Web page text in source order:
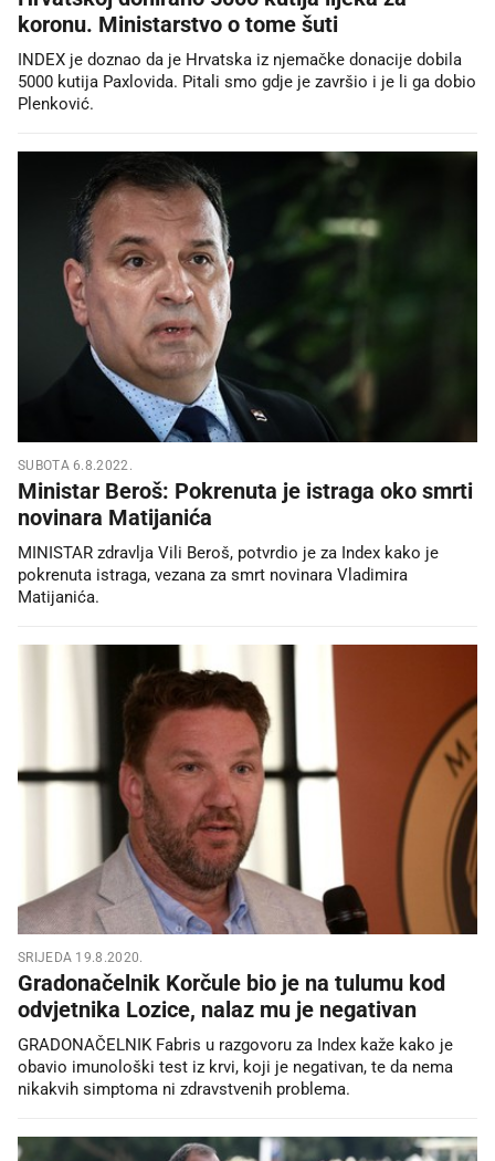
koronu. Ministarstvo o tome šuti
INDEX je doznao da je Hrvatska iz njemačke donacije dobila
5000 kutija Paxlovida. Pitali smo gdje je završio i je li ga dobio
Plenković.
SUBOTA 6.8.2022.
Ministar Beroš: Pokrenuta je istraga oko smrti
novinara Matijanića
MINISTAR zdravlja Vili Beroš, potvrdio je za Index kako je
pokrenuta istraga, vezana za smrt novinara Vladimira
Matijanića.
SRIJEDA 19.8.2020.
Gradonačelnik Korčule bio je na tulumu kod
odvjetnika Lozice, nalaz mu je negativan
GRADONAČELNIK Fabris u razgovoru za Index kaže kako je
obavio imunološki test iz krvi, koji je negativan, te da nema
nikakvih simptoma ni zdravstvenih problema.